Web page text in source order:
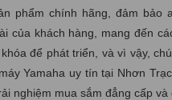
phẩm chính hãng, đảm
của khách hàng, mang đến
để phát triển, và vì vậy,
Yamaha uy tín tại Nhơn
nghiệm mua sắm đẳng cấp và